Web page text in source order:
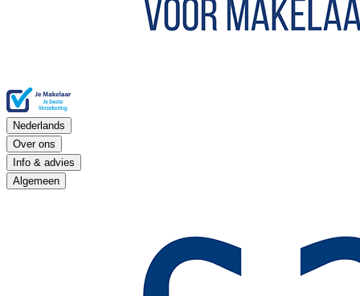
Nederlands
Over ons
Info & advies
Algemeen